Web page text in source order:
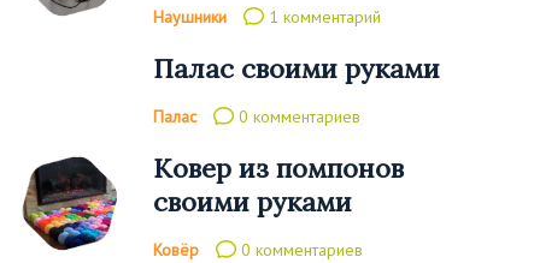
Наушники 1 комментарий
Палас своими руками
Палас 0 комментариев
Ковер из помпонов
своими руками
Ковёр 0 комментариев